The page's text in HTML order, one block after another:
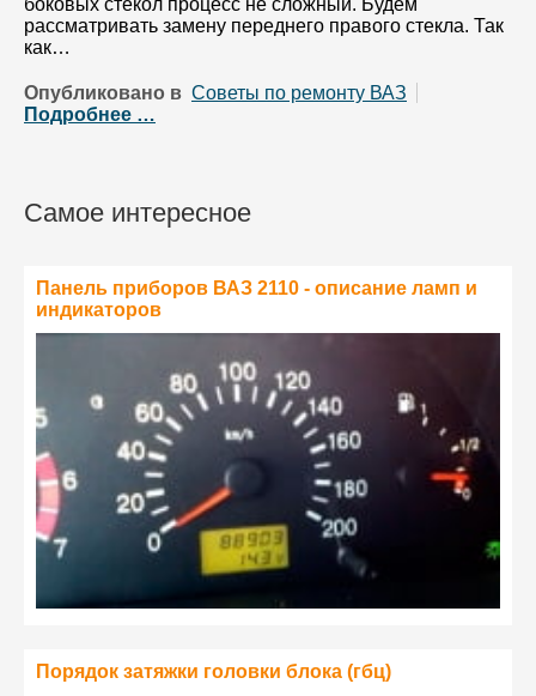
боковых стекол процесс не сложный. Будем
рассматривать замену переднего правого стекла. Так
как…
Опубликовано в Советы по ремонту ВАЗ
Подробнее …
Самое интересное
Панель приборов ВАЗ 2110 - описание ламп и
индикаторов
Порядок затяжки головки блока (гбц)